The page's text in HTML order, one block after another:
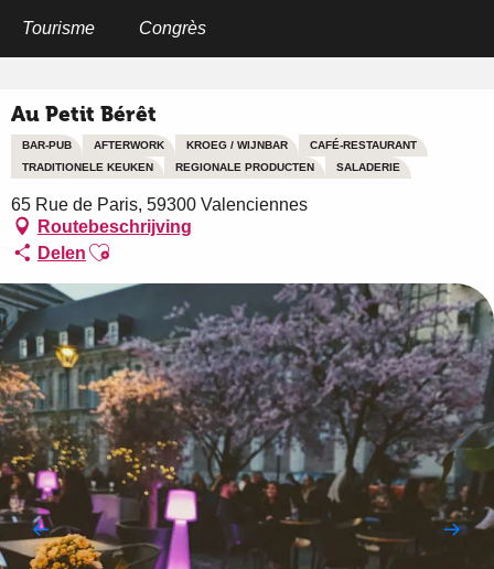
Tourisme Congrès
Au Petit Bérêt
BAR-PUB AFTERWORK KROEG / WIJNBAR
CAFÉ-RESTAURANT
TRADITIONELE KEUKEN
REGIONALE PRODUCTEN SALADERIE
65 Rue de Paris, 59300 Valenciennes
Routebeschrijving
Delen Ajouter aux favoris